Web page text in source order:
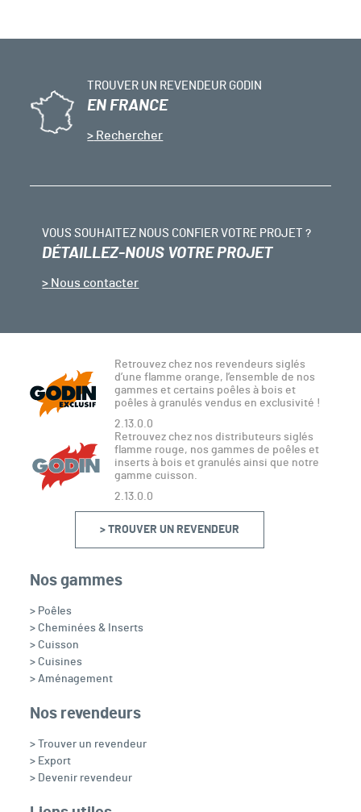
TROUVER UN REVENDEUR GODIN
EN FRANCE
Rechercher
VOUS SOUHAITEZ NOUS CONFIER VOTRE PROJET ?
DÉTAILLEZ-NOUS VOTRE PROJET
Nous contacter
Retrouvez chez nos revendeurs siglés
d’une flamme orange, l’ensemble de nos
gammes et certains poêles à bois et
poêles à granulés vendus en exclusivité !
2.13.0.0
Retrouvez chez nos distributeurs siglés
flamme rouge, nos gammes de poêles et
inserts à bois et granulés ainsi que notre
gamme cuisson.
2.13.0.0
> TROUVER UN REVENDEUR
Nos gammes
> Poêles
> Cheminées & Inserts
> Cuisson
> Cuisines
> Aménagement
Nos revendeurs
> Trouver un revendeur
> Export
> Devenir revendeur